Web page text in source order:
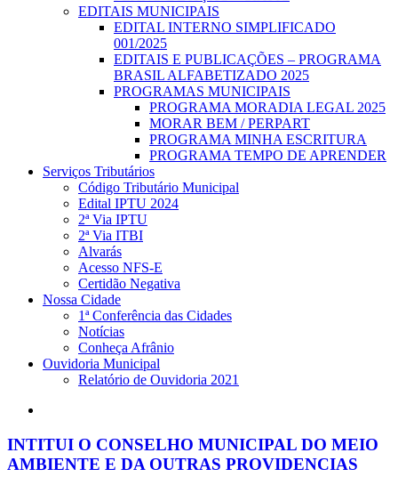
EDITAIS MUNICIPAIS
EDITAL INTERNO SIMPLIFICADO
001/2025
EDITAIS E PUBLICAÇÕES – PROGRAMA
BRASIL ALFABETIZADO 2025
PROGRAMAS MUNICIPAIS
PROGRAMA MORADIA LEGAL 2025
MORAR BEM / PERPART
PROGRAMA MINHA ESCRITURA
PROGRAMA TEMPO DE APRENDER
Serviços Tributários
Código Tributário Municipal
Edital IPTU 2024
2ª Via IPTU
2ª Via ITBI
Alvarás
Acesso NFS-E
Certidão Negativa
Nossa Cidade
1ª Conferência das Cidades
Notícias
Conheça Afrânio
Ouvidoria Municipal
Relatório de Ouvidoria 2021
INTITUI O CONSELHO MUNICIPAL DO MEIO
AMBIENTE E DA OUTRAS PROVIDENCIAS